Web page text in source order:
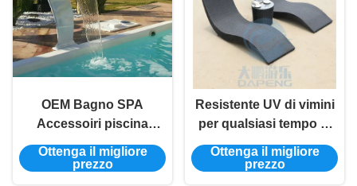
OEM Bagno SPA
Accessoiri piscina
Decorazioni Cornice
Acqua Fontana Teste
Ottenga il migliore
prezzo
Resistente UV di vimini
per qualsiasi tempo di
Chaise Lounge della
mobilia all'aperto del
Ottenga il migliore
prezzo